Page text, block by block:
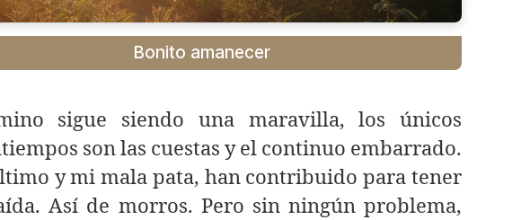
Bonito amanecer
sigue siendo una maravilla, los únicos
son las cuestas y el continuo embarrado.
y mi mala pata, han contribuido para tener
Así de morros. Pero sin ningún problema,